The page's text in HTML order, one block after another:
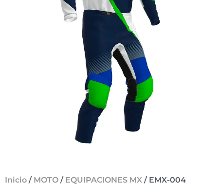
Inicio / MOTO / EQUIPACIONES MX / EMX-004